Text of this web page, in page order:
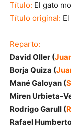
Título: El gato
Título original:
Reparto:
David Oller (
Borja Quiza (
Mané Galoyan (
Miren Urbieta-
Rodrigo Garull (
Rafael